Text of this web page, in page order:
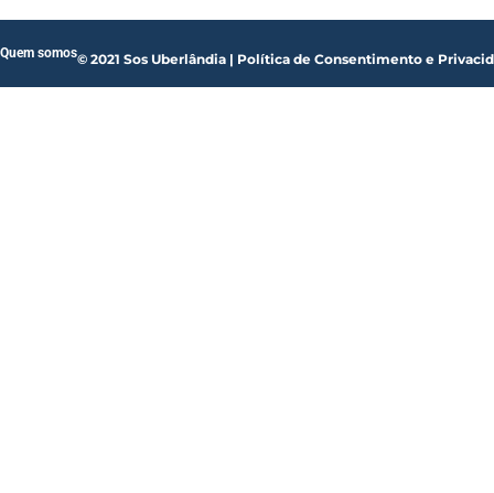
© 2021 Sos Uberlândia | Política de Consentimento e
Quem somos